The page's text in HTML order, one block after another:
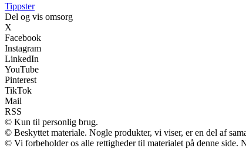
Tippster
Del og vis omsorg
X
Facebook
Instagram
LinkedIn
YouTube
Pinterest
TikTok
Mail
RSS
© Kun til personlig brug.
© Beskyttet materiale. Nogle produkter, vi viser, er en del af
© Vi forbeholder os alle rettigheder til materialet på denne